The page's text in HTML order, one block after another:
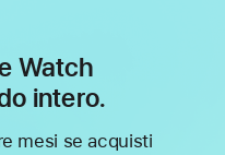
Watch
intero.
mesi se acquisti